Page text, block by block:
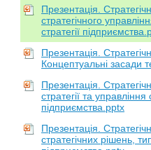
Презентація.
стратегічного
стратегії
Презентація.
Концептуальні засади
Презентація.
стратегії та
підприємства.pptx
Презентація.
стратегічних рішень,